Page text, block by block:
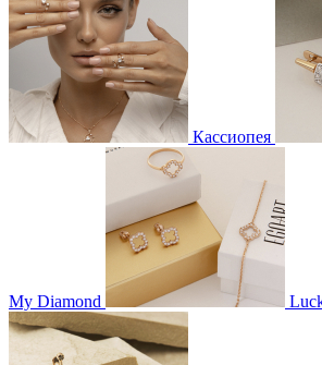
Кассиопея
My Diamond